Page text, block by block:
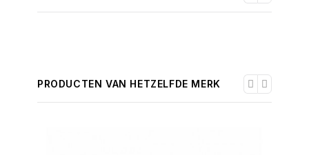
PRODUCTEN VAN HETZELFDE MERK